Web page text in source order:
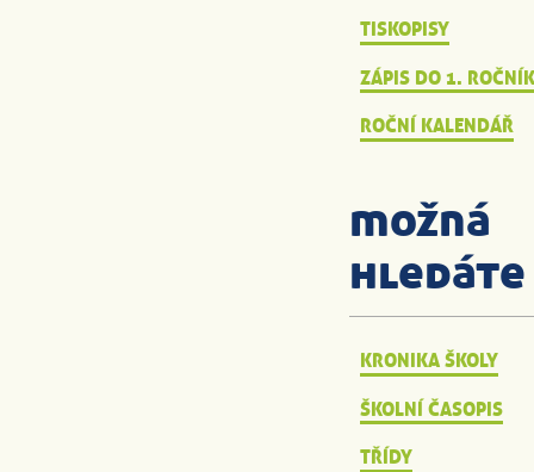
TISKOPISY
ZÁPIS DO 1.
ROČNÍ KALENDÁŘ
možná
hledáte
KRONIKA ŠKOLY
ŠKOLNÍ ČASOPIS
TŘÍDY